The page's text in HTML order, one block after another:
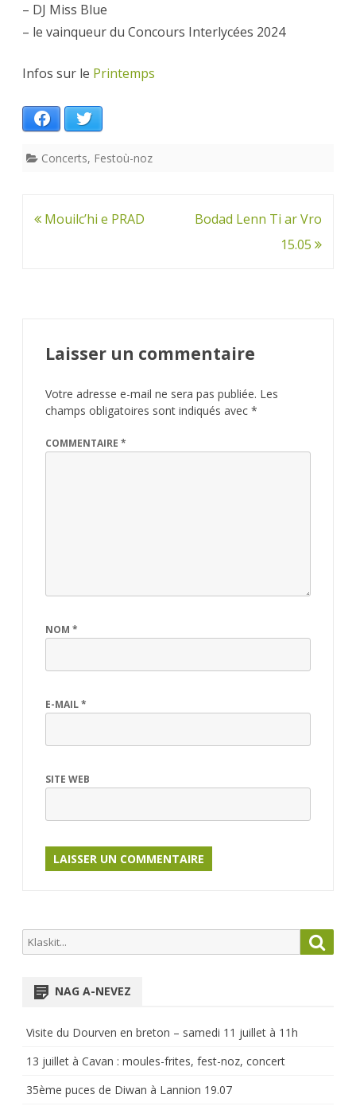
– DJ Miss Blue
– le vainqueur du Concours Interlycées 2024
Infos sur le Printemps
Facebook
Concerts, Festoù-noz
Navigation
Mouilc’hi e PRAD
Bodad Lenn Ti ar Vro
15.05
Laisser un commentaire
Votre adresse e-mail ne sera pas publiée. Les
champs obligatoires sont indiqués avec *
COMMENTAIRE *
NOM *
E-MAIL*
SITE WEB
Search
for:
NAG A-NEVEZ
Visite du Dourven en breton – samedi 11 juillet à 11h
13 juillet à Cavan : moules-frites, fest-noz, concert
35ème puces de Diwan à Lannion 19.07